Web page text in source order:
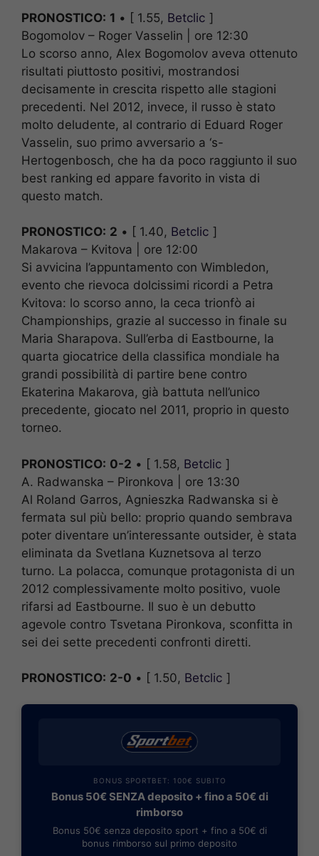
PRONOSTICO: 1 • [ 1.55, Betclic ]
Bogomolov – Roger Vasselin | ore 12:30
Lo scorso anno, Alex Bogomolov aveva ottenuto
risultati piuttosto positivi, mostrandosi
decisamente in crescita rispetto alle stagioni
precedenti. Nel 2012, invece, il russo è stato
molto deludente, al contrario di Eduard Roger
Vasselin, suo primo avversario a ‘s-
Hertogenbosch, che ha da poco raggiunto il suo
best ranking ed appare favorito in vista di
questo match.
PRONOSTICO: 2 • [ 1.40, Betclic ]
Makarova – Kvitova | ore 12:00
Si avvicina l’appuntamento con Wimbledon,
evento che rievoca dolcissimi ricordi a Petra
Kvitova: lo scorso anno, la ceca trionfò ai
Championships, grazie al successo in finale su
Maria Sharapova. Sull’erba di Eastbourne, la
quarta giocatrice della classifica mondiale ha
grandi possibilità di partire bene contro
Ekaterina Makarova, già battuta nell’unico
precedente, giocato nel 2011, proprio in questo
torneo.
PRONOSTICO: 0-2 • [ 1.58, Betclic ]
A. Radwanska – Pironkova | ore 13:30
Al Roland Garros, Agnieszka Radwanska si è
fermata sul più bello: proprio quando sembrava
poter diventare un’interessante outsider, è stata
eliminata da Svetlana Kuznetsova al terzo
turno. La polacca, comunque protagonista di un
2012 complessivamente molto positivo, vuole
rifarsi ad Eastbourne. Il suo è un debutto
agevole contro Tsvetana Pironkova, sconfitta in
sei dei sette precedenti confronti diretti.
PRONOSTICO: 2-0 • [ 1.50, Betclic ]
BONUS SPORTBET: 100€ SUBITO
Bonus 50€ SENZA deposito + fino a 50€ di
rimborso
Bonus 50€ senza deposito sport + fino a 50€ di
bonus rimborso sul primo deposito